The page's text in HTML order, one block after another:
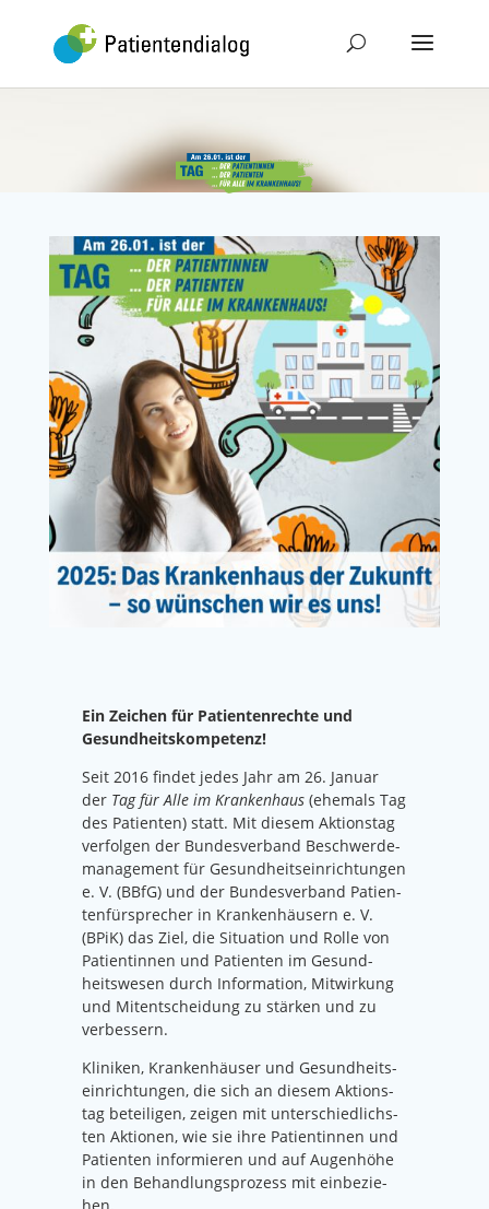
Ein Zei­chen für Pati­en­ten­rech­te und
Gesund­heits­kom­pe­tenz!
Seit 2016 fin­det jedes Jahr am 26. Janu­ar
der Tag für Alle im Kran­ken­haus (ehe­mals Tag
des Pati­en­ten) statt. Mit die­sem Akti­ons­tag
ver­fol­gen der Bun­des­ver­band Beschwer­de­
ma­nage­ment für Gesund­heits­ein­rich­tun­gen
e. V. (BBfG) und der Bun­des­ver­band Pati­en­
ten­für­spre­cher in Kran­ken­häu­sern e. V.
(BPiK) das Ziel, die Situa­ti­on und Rol­le von
Pati­en­tin­nen und Pati­en­ten im Gesund­
heits­we­sen durch Infor­ma­ti­on, Mit­wir­kung
und Mit­ent­schei­dung zu stär­ken und zu
ver­bes­sern.
Kli­ni­ken, Kran­ken­häu­ser und Gesund­heits­
ein­rich­tun­gen, die sich an die­sem Akti­ons­
tag betei­li­gen, zei­gen mit unter­schied­lichs­
ten Aktio­nen, wie sie ihre Pati­en­tin­nen und
Pati­en­ten infor­mie­ren und auf Augen­hö­he
in den Behand­lungs­pro­zess mit ein­be­zie­